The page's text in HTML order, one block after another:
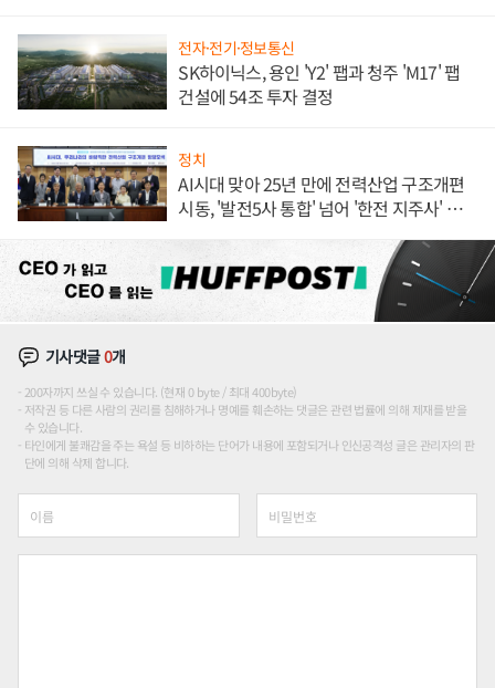
전자·전기·정보통신
SK하이닉스, 용인 'Y2' 팹과 청주 'M17' 팹
건설에 54조 투자 결정
정치
AI시대 맞아 25년 만에 전력산업 구조개편
시동, '발전5사 통합' 넘어 '한전 지주사' 재편
기사댓글0개
200자까지 쓰실 수 있습니다. (현재 0 byte / 최대 400byte)
저작권 등 다른 사람의 권리를 침해하거나 명예를 훼손하는 댓글은 관련 법률에 의해 제재를 받을
수 있습니다.
타인에게 불쾌감을 주는 욕설 등 비하하는 단어가 내용에 포함되거나 인신공격성 글은 관리자의 판
단에 의해 삭제 합니다.